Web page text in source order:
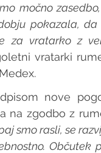
močno
pokazala,
za vratarko z
vratarki
nove
na zgodbo z
smo rasli, se